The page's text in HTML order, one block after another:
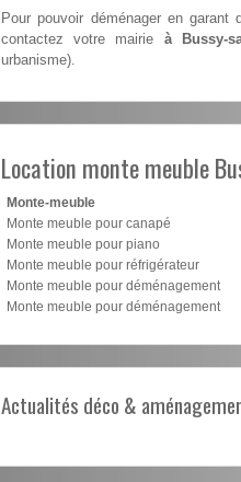
Pour pouvoir déménager en
contactez votre mairie à Bussy-
urbanisme).
Location monte meuble
Monte-meuble
Monte meuble pour canapé
Monte meuble pour piano
Monte meuble pour réfrigérateur
Monte meuble pour déménagement
Monte meuble pour déménagement
Actualités déco &